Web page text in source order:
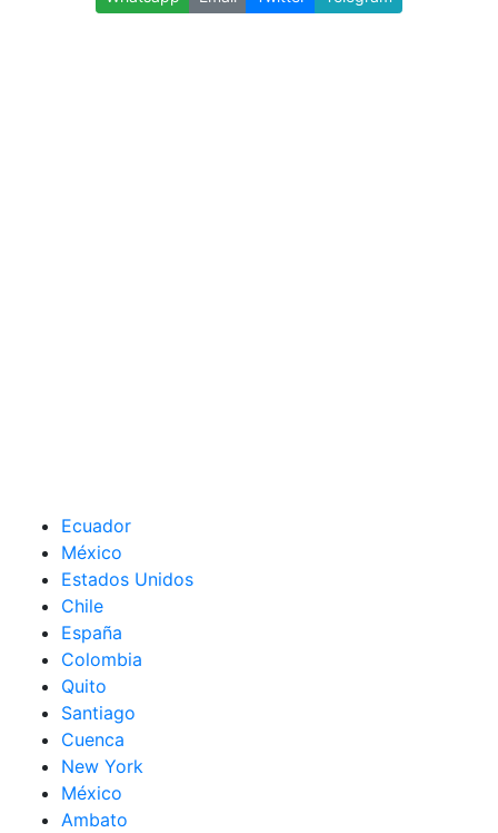
Ecuador
México
Estados Unidos
Chile
España
Colombia
Quito
Santiago
Cuenca
New York
México
Ambato